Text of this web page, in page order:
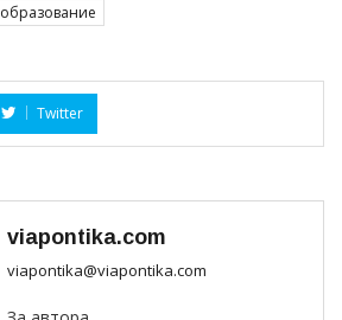
образование
Twitter
viapontika.com
viapontika@viapontika.com